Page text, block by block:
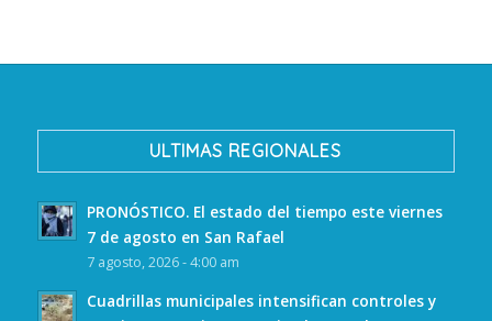
ULTIMAS REGIONALES
PRONÓSTICO. El estado del tiempo este viernes
7 de agosto en San Rafael
7 agosto, 2026 - 4:00 am
Cuadrillas municipales intensifican controles y